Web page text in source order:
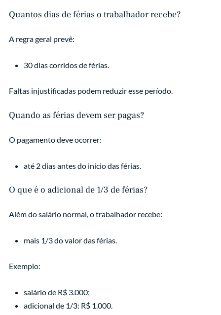
Quantos dias de férias o trabalhador recebe?
A regra geral prevê:
30 dias corridos de férias.
Faltas injustificadas podem reduzir esse período.
Quando as férias devem ser pagas?
O pagamento deve ocorrer:
até 2 dias antes do início das férias.
O que é o adicional de 1/3 de férias?
Além do salário normal, o trabalhador recebe:
mais 1/3 do valor das férias.
Exemplo:
salário de R$ 3.000;
adicional de 1/3: R$ 1.000.